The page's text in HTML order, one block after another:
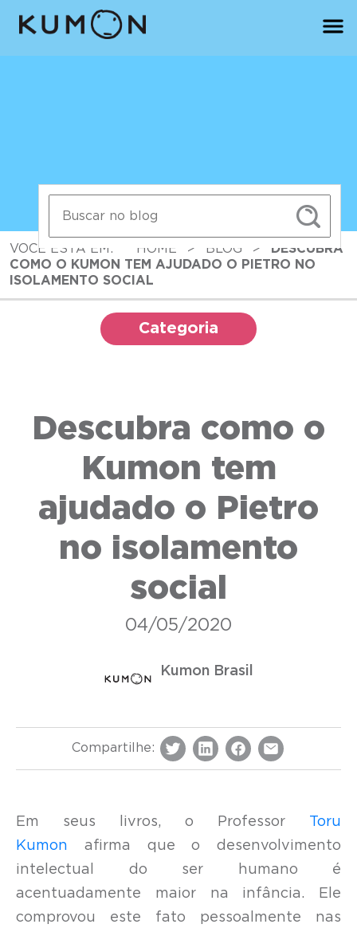
VOCÊ ESTÁ EM: HOME > BLOG >
DESCUBRA
COMO O KUMON TEM AJUDADO O PIETRO NO
ISOLAMENTO SOCIAL
Categoria
Descubra como o
Kumon tem
ajudado o Pietro
no isolamento
social
04/05/2020
Kumon Brasil
Compartilhe:
Em seus livros, o Professor Toru
Kumon afirma que o desenvolvimento
intelectual do ser humano é
acentuadamente maior na infância. Ele
comprovou este fato pessoalmente nas